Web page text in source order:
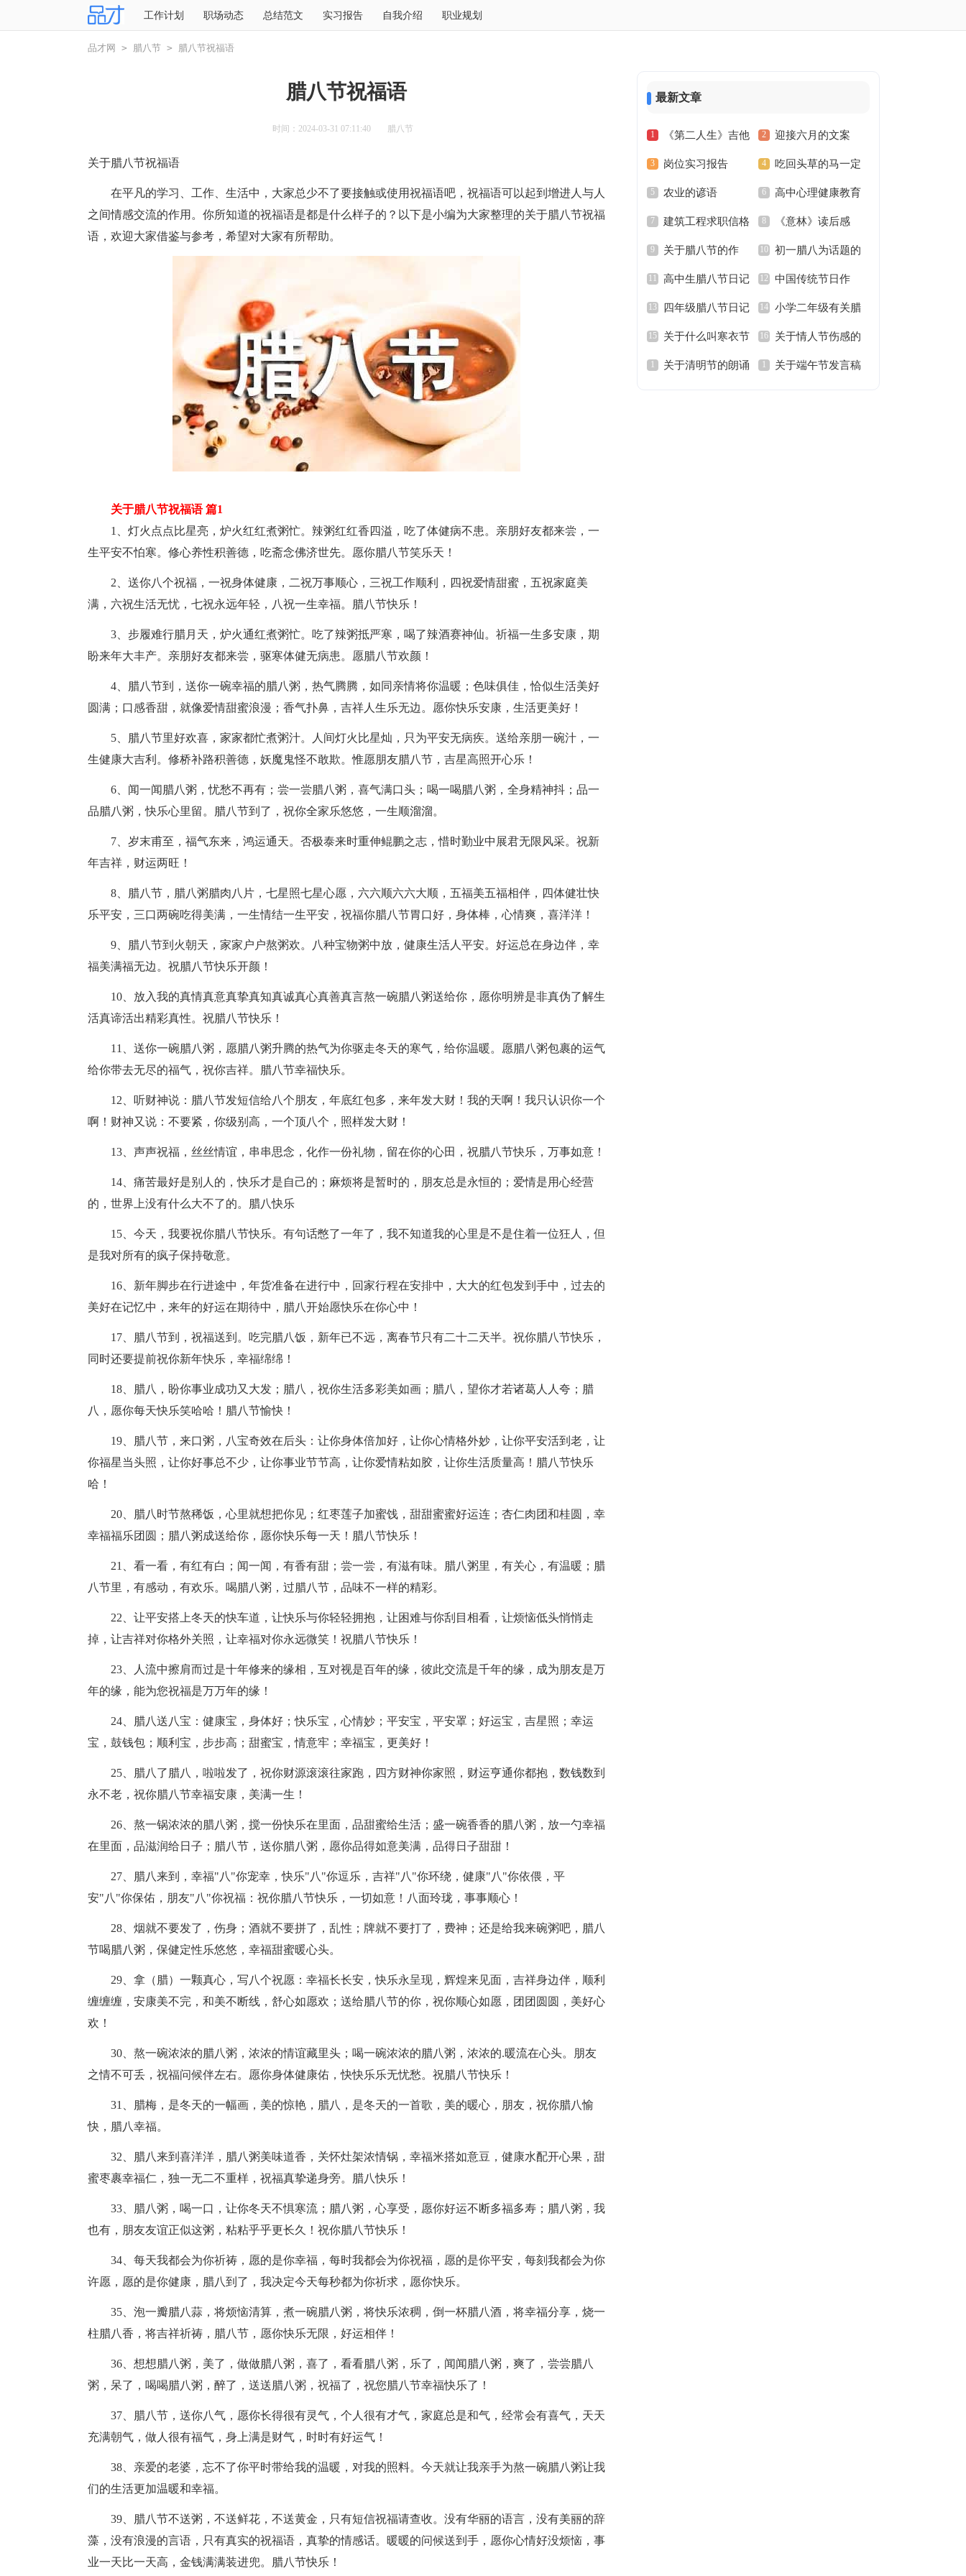
工作计划 职场动态 总结范文 实习报告 自我介绍 职业规划
品才网 > 腊八节 > 腊八节祝福语
腊八节祝福语
时间：2024-03-31 07:11:40 腊八节
关于腊八节祝福语
在平凡的学习、工作、生活中，大家总少不了要接触或使用祝福语吧，祝福语可以起到增进人与人
之间情感交流的作用。你所知道的祝福语是都是什么样子的？以下是小编为大家整理的关于腊八节祝福
语，欢迎大家借鉴与参考，希望对大家有所帮助。
关于腊八节祝福语 篇1
1、灯火点点比星亮，炉火红红煮粥忙。辣粥红红香四溢，吃了体健病不患。亲朋好友都来尝，一
生平安不怕寒。修心养性积善德，吃斋念佛济世先。愿你腊八节笑乐天！
2、送你八个祝福，一祝身体健康，二祝万事顺心，三祝工作顺利，四祝爱情甜蜜，五祝家庭美
满，六祝生活无忧，七祝永远年轻，八祝一生幸福。腊八节快乐！
3、步履难行腊月天，炉火通红煮粥忙。吃了辣粥抵严寒，喝了辣酒赛神仙。祈福一生多安康，期
盼来年大丰产。亲朋好友都来尝，驱寒体健无病患。愿腊八节欢颜！
4、腊八节到，送你一碗幸福的腊八粥，热气腾腾，如同亲情将你温暖；色味俱佳，恰似生活美好
圆满；口感香甜，就像爱情甜蜜浪漫；香气扑鼻，吉祥人生乐无边。愿你快乐安康，生活更美好！
5、腊八节里好欢喜，家家都忙煮粥汁。人间灯火比星灿，只为平安无病疾。送给亲朋一碗汁，一
生健康大吉利。修桥补路积善德，妖魔鬼怪不敢欺。惟愿朋友腊八节，吉星高照开心乐！
6、闻一闻腊八粥，忧愁不再有；尝一尝腊八粥，喜气满口头；喝一喝腊八粥，全身精神抖；品一
品腊八粥，快乐心里留。腊八节到了，祝你全家乐悠悠，一生顺溜溜。
7、岁末甫至，福气东来，鸿运通天。否极泰来时重伸鲲鹏之志，惜时勤业中展君无限风采。祝新
年吉祥，财运两旺！
8、腊八节，腊八粥腊肉八片，七星照七星心愿，六六顺六六大顺，五福美五福相伴，四体健壮快
乐平安，三口两碗吃得美满，一生情结一生平安，祝福你腊八节胃口好，身体棒，心情爽，喜洋洋！
9、腊八节到火朝天，家家户户熬粥欢。八种宝物粥中放，健康生活人平安。好运总在身边伴，幸
福美满福无边。祝腊八节快乐开颜！
10、放入我的真情真意真挚真知真诚真心真善真言熬一碗腊八粥送给你，愿你明辨是非真伪了解生
活真谛活出精彩真性。祝腊八节快乐！
11、送你一碗腊八粥，愿腊八粥升腾的热气为你驱走冬天的寒气，给你温暖。愿腊八粥包裹的运气
给你带去无尽的福气，祝你吉祥。腊八节幸福快乐。
12、听财神说：腊八节发短信给八个朋友，年底红包多，来年发大财！我的天啊！我只认识你一个
啊！财神又说：不要紧，你级别高，一个顶八个，照样发大财！
13、声声祝福，丝丝情谊，串串思念，化作一份礼物，留在你的心田，祝腊八节快乐，万事如意！
14、痛苦最好是别人的，快乐才是自己的；麻烦将是暂时的，朋友总是永恒的；爱情是用心经营
的，世界上没有什么大不了的。腊八快乐
15、今天，我要祝你腊八节快乐。有句话憋了一年了，我不知道我的心里是不是住着一位狂人，但
是我对所有的疯子保持敬意。
16、新年脚步在行进途中，年货准备在进行中，回家行程在安排中，大大的红包发到手中，过去的
美好在记忆中，来年的好运在期待中，腊八开始愿快乐在你心中！
17、腊八节到，祝福送到。吃完腊八饭，新年已不远，离春节只有二十二天半。祝你腊八节快乐，
同时还要提前祝你新年快乐，幸福绵绵！
18、腊八，盼你事业成功又大发；腊八，祝你生活多彩美如画；腊八，望你才若诸葛人人夸；腊
八，愿你每天快乐笑哈哈！腊八节愉快！
19、腊八节，来口粥，八宝奇效在后头：让你身体倍加好，让你心情格外妙，让你平安活到老，让
你福星当头照，让你好事总不少，让你事业节节高，让你爱情粘如胶，让你生活质量高！腊八节快乐
哈！
20、腊八时节熬稀饭，心里就想把你见；红枣莲子加蜜饯，甜甜蜜蜜好运连；杏仁肉团和桂圆，幸
幸福福乐团圆；腊八粥成送给你，愿你快乐每一天！腊八节快乐！
21、看一看，有红有白；闻一闻，有香有甜；尝一尝，有滋有味。腊八粥里，有关心，有温暖；腊
八节里，有感动，有欢乐。喝腊八粥，过腊八节，品味不一样的精彩。
22、让平安搭上冬天的快车道，让快乐与你轻轻拥抱，让困难与你刮目相看，让烦恼低头悄悄走
掉，让吉祥对你格外关照，让幸福对你永远微笑！祝腊八节快乐！
23、人流中擦肩而过是十年修来的缘相，互对视是百年的缘，彼此交流是千年的缘，成为朋友是万
年的缘，能为您祝福是万万年的缘！
24、腊八送八宝：健康宝，身体好；快乐宝，心情妙；平安宝，平安罩；好运宝，吉星照；幸运
宝，鼓钱包；顺利宝，步步高；甜蜜宝，情意牢；幸福宝，更美好！
25、腊八了腊八，啦啦发了，祝你财源滚滚往家跑，四方财神你家照，财运亨通你都抱，数钱数到
永不老，祝你腊八节幸福安康，美满一生！
26、熬一锅浓浓的腊八粥，搅一份快乐在里面，品甜蜜给生活；盛一碗香香的腊八粥，放一勺幸福
在里面，品滋润给日子；腊八节，送你腊八粥，愿你品得如意美满，品得日子甜甜！
27、腊八来到，幸福"八"你宠幸，快乐"八"你逗乐，吉祥"八"你环绕，健康"八"你依偎，平
安"八"你保佑，朋友"八"你祝福：祝你腊八节快乐，一切如意！八面玲珑，事事顺心！
28、烟就不要发了，伤身；酒就不要拼了，乱性；牌就不要打了，费神；还是给我来碗粥吧，腊八
节喝腊八粥，保健定性乐悠悠，幸福甜蜜暖心头。
29、拿（腊）一颗真心，写八个祝愿：幸福长长安，快乐永呈现，辉煌来见面，吉祥身边伴，顺利
缠缠缠，安康美不完，和美不断线，舒心如愿欢；送给腊八节的你，祝你顺心如愿，团团圆圆，美好心
欢！
30、熬一碗浓浓的腊八粥，浓浓的情谊藏里头；喝一碗浓浓的腊八粥，浓浓的.暖流在心头。朋友
之情不可丢，祝福问候伴左右。愿你身体健康佑，快快乐乐无忧愁。祝腊八节快乐！
31、腊梅，是冬天的一幅画，美的惊艳，腊八，是冬天的一首歌，美的暖心，朋友，祝你腊八愉
快，腊八幸福。
32、腊八来到喜洋洋，腊八粥美味道香，关怀灶架浓情锅，幸福米搭如意豆，健康水配开心果，甜
蜜枣裹幸福仁，独一无二不重样，祝福真挚递身旁。腊八快乐！
33、腊八粥，喝一口，让你冬天不惧寒流；腊八粥，心享受，愿你好运不断多福多寿；腊八粥，我
也有，朋友友谊正似这粥，粘粘乎乎更长久！祝你腊八节快乐！
34、每天我都会为你祈祷，愿的是你幸福，每时我都会为你祝福，愿的是你平安，每刻我都会为你
许愿，愿的是你健康，腊八到了，我决定今天每秒都为你祈求，愿你快乐。
35、泡一瓣腊八蒜，将烦恼清算，煮一碗腊八粥，将快乐浓稠，倒一杯腊八酒，将幸福分享，烧一
柱腊八香，将吉祥祈祷，腊八节，愿你快乐无限，好运相伴！
36、想想腊八粥，美了，做做腊八粥，喜了，看看腊八粥，乐了，闻闻腊八粥，爽了，尝尝腊八
粥，呆了，喝喝腊八粥，醉了，送送腊八粥，祝福了，祝您腊八节幸福快乐了！
37、腊八节，送你八气，愿你长得很有灵气，个人很有才气，家庭总是和气，经常会有喜气，天天
充满朝气，做人很有福气，身上满是财气，时时有好运气！
38、亲爱的老婆，忘不了你平时带给我的温暖，对我的照料。今天就让我亲手为熬一碗腊八粥让我
们的生活更加温暖和幸福。
39、腊八节不送粥，不送鲜花，不送黄金，只有短信祝福请查收。没有华丽的语言，没有美丽的辞
藻，没有浪漫的言语，只有真实的祝福语，真挚的情感话。暖暖的问候送到手，愿你心情好没烦恼，事
业一天比一天高，金钱满满装进兜。腊八节快乐！
最新文章
《第二人生》吉他
谱
迎接六月的文案
岗位实习报告 吃回头草的马一定
是好马的职场励志文章
农业的谚语 高中心理健康教育
论文
建筑工程求职信格
式
《意林》读后感
关于腊八节的作
文：又逢“腊八”
初一腊八为话题的
作文：腊八节的故事
高中生腊八节日记 中国传统节日作
文：腊八节
四年级腊八节日记 小学二年级有关腊
八节的日记
关于什么叫寒衣节 关于情人节伤感的
短语
关于清明节的朗诵 关于端午节发言稿